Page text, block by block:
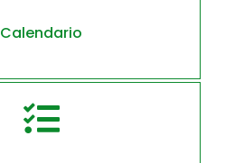
Calendario
